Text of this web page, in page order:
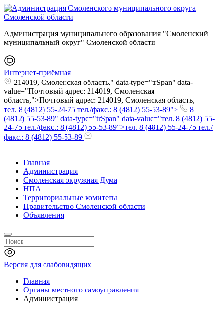
Администрация муниципального образования "Смоленский
муниципальный округ" Смоленской области
Интернет-приёмная
214019, Смоленская область," data-type="trSpan" data-
value="Почтовый адрес: 214019, Смоленская
область,">Почтовый адрес: 214019, Смоленская область,
тел. 8 (4812) 55-24-75 тел./факс.: 8 (4812) 55-53-89">
8
(4812) 55-53-89" data-type="trSpan" data-value="тел. 8 (4812) 55-
24-75 тел./факс.: 8 (4812) 55-53-89">тел. 8 (4812) 55-24-75 тел./
факс.: 8 (4812) 55-53-89
Главная
Администрация
Смоленская окружная Дума
НПА
Территориальные комитеты
Правительство Смоленской области
Объявления
Версия для слабовидящих
Главная
Органы местного самоуправления
Администрация